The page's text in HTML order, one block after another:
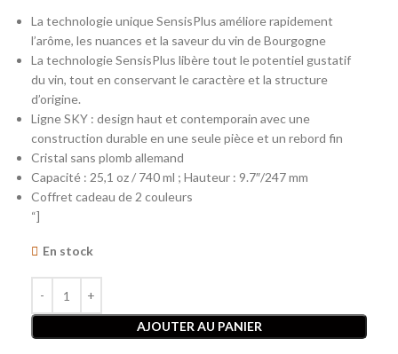
La technologie unique SensisPlus améliore rapidement
l’arôme, les nuances et la saveur du vin de Bourgogne
La technologie SensisPlus libère tout le potentiel gustatif
du vin, tout en conservant le caractère et la structure
d’origine.
Ligne SKY : design haut et contemporain avec une
construction durable en une seule pièce et un rebord fin
Cristal sans plomb allemand
Capacité : 25,1 oz / 740 ml ; Hauteur : 9.7″/247 mm
Coffret cadeau de 2 couleurs
“]
En stock
AJOUTER AU PANIER